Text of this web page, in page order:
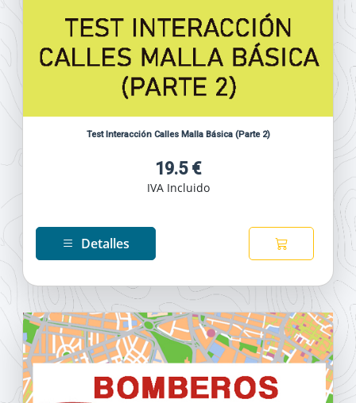
Test Interacción Calles Malla Básica (Parte 2)
19.5 €
IVA Incluido
Detalles